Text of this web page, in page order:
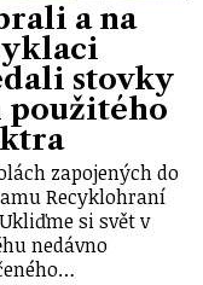
a na
stovky
použitého
zapojených do
Recyklohraní
si svět v
nedávno